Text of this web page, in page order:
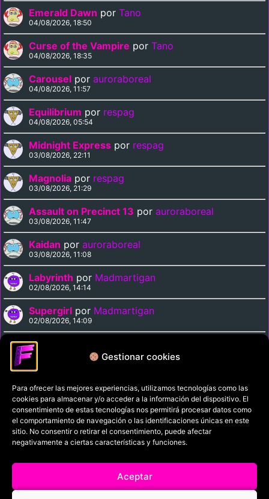
Gestionar cookies
Para ofrecer las mejores experiencias, utilizamos tecnologías como las
cookies para almacenar y/o acceder a la información del dispositivo. El
consentimiento de estas tecnologías nos permitirá procesar datos como
el comportamiento de navegación o las identificaciones únicas en este
sitio. No consentir o retirar el consentimiento, puede afectar
negativamente a ciertas características y funciones.
Aceptar
Emerald Dawn por Tano
04/08/2026, 18:50
Curse of the Vampire por Tano
04/08/2026, 18:35
Carousel por auroraboreal
04/08/2026, 11:57
Equilibrium por respag
04/08/2026, 05:54
Midnight Express por respag
03/08/2026, 22:11
Magnolia por respag
03/08/2026, 21:29
Assault on Precinct 13 por auroraboreal
03/08/2026, 11:47
Kaidan por auroraboreal
03/08/2026, 11:08
Labyrinth por Madmartigan
02/08/2026, 14:14
Supergirl por Madmartigan
02/08/2026, 14:09
Cinema Paradiso
02/08/2026, 13:37
Política de privacidad
Términos y condiciones
Política de cookies
Aviso Legal
Filmaniak (2026)